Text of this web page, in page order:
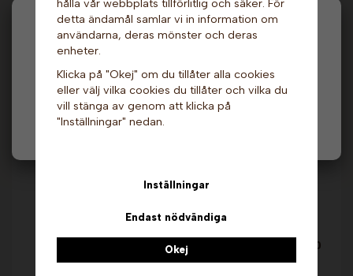
Hej och välkommen till Gottes!
moms) eller företag (exkl. moms) för hur våra priser
ska visas.
Privat
Info & Köp Info & Köp
Andra köpte även
Träpinnar -
Fyrkantiga, 38 cm x 10
hålla vår webbplats tillförlitlig och säker. För
detta ändamål samlar vi in information om
användarna, deras mönster och deras
enheter.
Klicka på "Okej" om du tillåter alla cookies
eller välj vilka cookies du tillåter och vilka du
vill stänga av genom att klicka på
"Inställningar" nedan.
Inställningar
Endast nödvändiga
Okej